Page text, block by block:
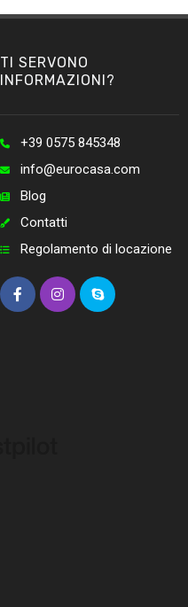
TI SERVONO
INFORMAZIONI?
+39 0575 845348
info@eurocasa.com
Blog
Contatti
Regolamento di locazione